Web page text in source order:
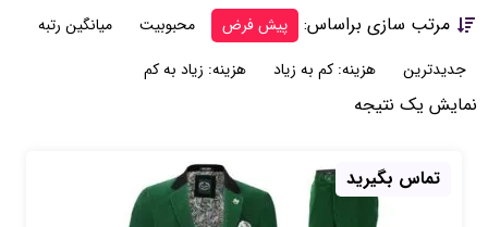
نمایش یک نتیجه
مرتب سازی براساس: پیش فرض محبوبیت
میانگین رتبه
جدیدترین
هزینه: کم به زیاد هزینه: زیاد به کم
تماس بگیرید